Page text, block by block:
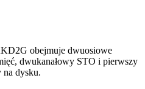
obejmuje dwuosiowe
dwukanałowy STO i pierwszy
dysku.